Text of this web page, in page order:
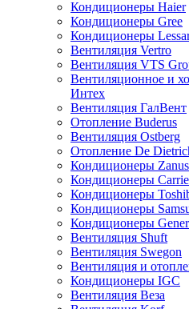
Кондиционеры Haier
Кондиционеры Gree
Кондиционеры
Вентиляция Vertro
Вентиляция VTS
Вентиляционное и
Интех
Вентиляция ГалВент
Отопление Buderus
Вентиляция Ostberg
Отопление De
Кондиционеры
Кондиционеры
Кондиционеры
Кондиционеры
Кондиционеры
Вентиляция Shuft
Вентиляция Swegon
Вентиляция и
Кондиционеры IGC
Вентиляция Веза